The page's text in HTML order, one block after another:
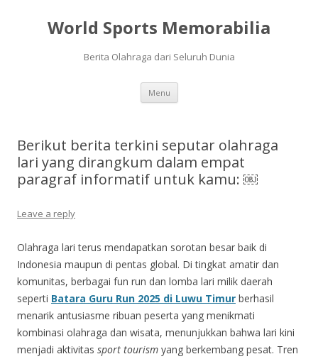
World Sports Memorabilia
Berita Olahraga dari Seluruh Dunia
Menu Skip
content
Berikut berita terkini seputar olahraga
lari yang dirangkum dalam empat
paragraf informatif untuk kamu: ￼
Leave a reply
Olahraga lari terus mendapatkan sorotan besar baik di
Indonesia maupun di pentas global. Di tingkat amatir dan
komunitas, berbagai fun run dan lomba lari milik daerah
seperti Batara Guru Run 2025 di Luwu Timur berhasil
menarik antusiasme ribuan peserta yang menikmati
kombinasi olahraga dan wisata, menunjukkan bahwa lari kini
menjadi aktivitas sport tourism yang berkembang pesat. Tren